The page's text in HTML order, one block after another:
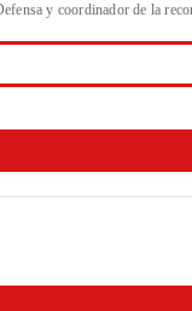
y coordinador de la